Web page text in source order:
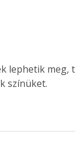
lephetik
színüket.